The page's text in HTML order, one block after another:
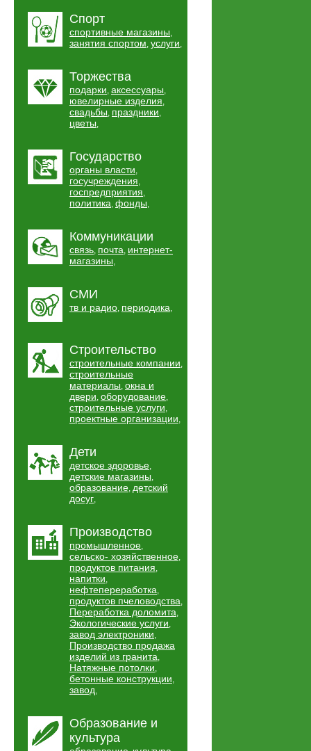
Спорт
спортивные магазины,
занятия спортом, услуги,
Торжества
подарки, аксессуары,
ювелирные изделия,
свадьбы, праздники,
цветы,
Государство
органы власти,
госучреждения,
госпредприятия,
политика, фонды,
Коммуникации
связь, почта, интернет-
магазины,
СМИ
тв и радио, периодика,
Строительство
строительные компании,
строительные
материалы, окна и
двери, оборудование,
строительные услуги,
проектные организации,
Дети
детское здоровье,
детские магазины,
образование, детский
досуг,
Производство
промышленное,
сельско- хозяйственное,
продуктов питания,
напитки,
нефтепереработка,
продуктов пчеловодства,
Переработка доломита,
Экологические услуги,
завод электроники,
Производство продажа
изделий из гранита,
Натяжные потолки,
бетонные конструкции,
завод,
Образование и
культура